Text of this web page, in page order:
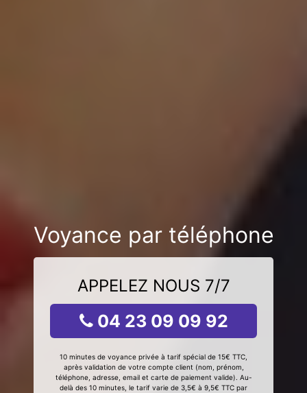
Voyance par téléphone
APPELEZ NOUS 7/7
04 23 09 09 92
10 minutes de voyance privée à tarif spécial de 15€ TTC,
après validation de votre compte client (nom, prénom,
téléphone, adresse, email et carte de paiement valide). Au-
delà des 10 minutes, le tarif varie de 3,5€ à 9,5€ TTC par